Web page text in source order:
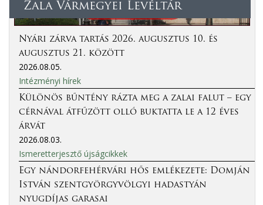
Zala Vármegyei Levéltár
Nyári zárva tartás 2026. augusztus 10. és
augusztus 21. között
2026.08.05.
Intézményi hírek
Különös bűntény rázta meg a zalai falut – egy
cérnával átfűzött olló buktatta le a 12 éves
árvát
2026.08.03.
Ismeretterjesztő újságcikkek
Egy nándorfehérvári hős emlékezete: Domján
István szentgyörgyvölgyi hadastyán
nyugdíjas garasai